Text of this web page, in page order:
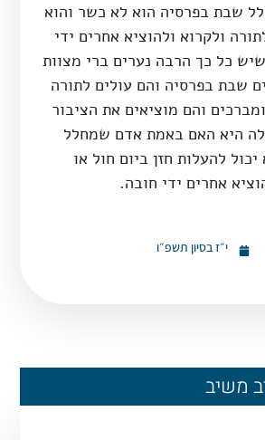
שבת בפרסיה הוא לא כשר והוא
ולקרוא ולהוציא אחרים ידי
כל כך הרבה נערים ברי מצוות
שבת בפרסיה והם עולים לתורה
והם מוציאים את הציבור
היא האם באמת אדם שמחלל
להעלות חזן ביום חול או
אחרים ידי חובה.
י״ז בסיון תשפ״ו
משיב